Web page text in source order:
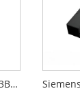
Siemens6ES7468-3BB50-0AA0